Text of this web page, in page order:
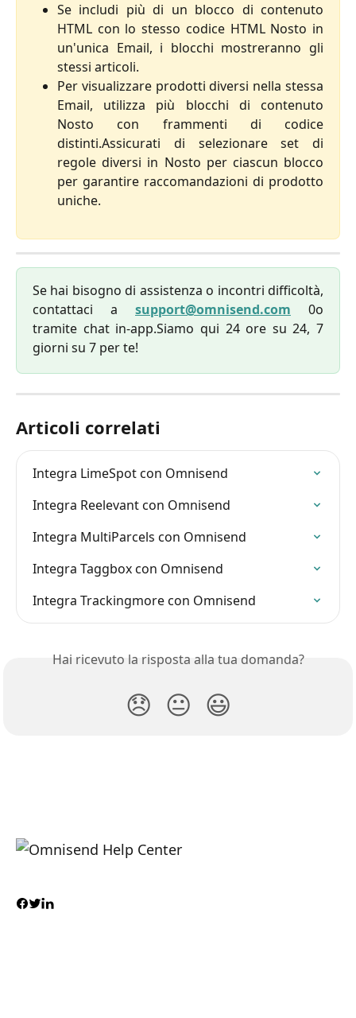
Se includi più di un blocco di contenuto
HTML con lo stesso codice HTML Nosto in
un'unica Email, i blocchi mostreranno gli
stessi articoli.
Per visualizzare prodotti diversi nella stessa
Email, utilizza più blocchi di contenuto
Nosto con frammenti di codice
distinti.Assicurati di selezionare set di
regole diversi in Nosto per ciascun blocco
per garantire raccomandazioni di prodotto
uniche.
Se hai bisogno di assistenza o incontri difficoltà,
contattaci a support@omnisend.com 0o
tramite chat in-app.Siamo qui 24 ore su 24, 7
giorni su 7 per te!
Articoli correlati
Integra LimeSpot con Omnisend
Integra Reelevant con Omnisend
Integra MultiParcels con Omnisend
Integra Taggbox con Omnisend
Integra Trackingmore con Omnisend
Hai ricevuto la risposta alla tua domanda?
😞 😐 😃